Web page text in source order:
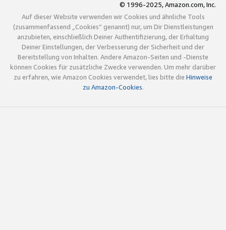
© 1996-2025, Amazon.com, Inc.
Auf dieser Website verwenden wir Cookies und ähnliche Tools
(zusammenfassend „Cookies“ genannt) nur, um Dir Dienstleistungen
anzubieten, einschließlich Deiner Authentifizierung, der Erhaltung
Deiner Einstellungen, der Verbesserung der Sicherheit und der
Bereitstellung von Inhalten. Andere Amazon-Seiten und -Dienste
können Cookies für zusätzliche Zwecke verwenden. Um mehr darüber
zu erfahren, wie Amazon Cookies verwendet, lies bitte die Hinweise
zu Amazon-Cookies.